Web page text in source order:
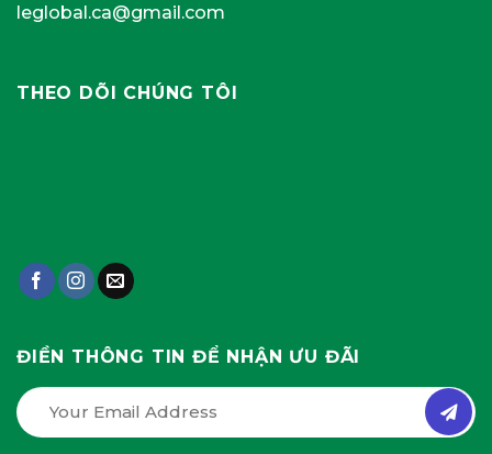
leglobal.ca@gmail.com
THEO DÕI CHÚNG TÔI
ĐIỀN THÔNG TIN ĐỂ NHẬN ƯU ĐÃI